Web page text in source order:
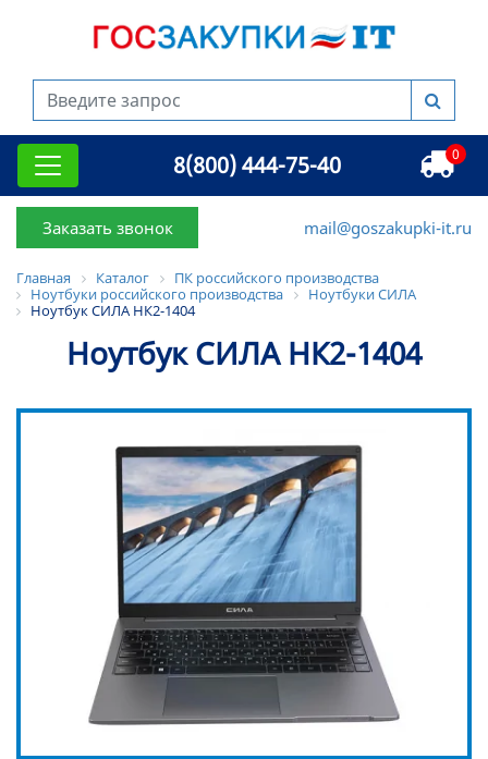
8(800) 444-75-40 0
Заказать звонок mail@goszakupki-it.ru
Главная Каталог
ПК российского производства
Ноутбуки российского производства
Ноутбуки СИЛА
Ноутбук СИЛА НК2-1404
Ноутбук СИЛА НК2-1404